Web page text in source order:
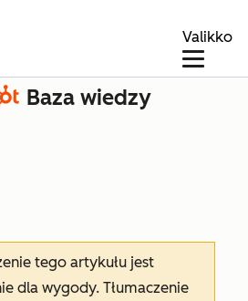
Valikko
Baza wiedzy
tego artykułu jest
dla wygody. Tłumaczenie